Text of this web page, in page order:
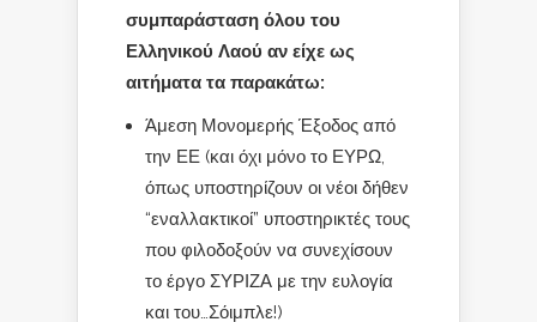
συμπαράσταση όλου του
Ελληνικού Λαού αν είχε ως
αιτήματα τα παρακάτω:
Άμεση Μονομερής Έξοδος από
την ΕΕ (και όχι μόνο το ΕΥΡΩ,
όπως υποστηρίζουν οι νέοι δήθεν
“εναλλακτικοί” υποστηρικτές τους
που φιλοδοξούν να συνεχίσουν
το έργο ΣΥΡΙΖΑ με την ευλογία
και του…Σόιμπλε!)